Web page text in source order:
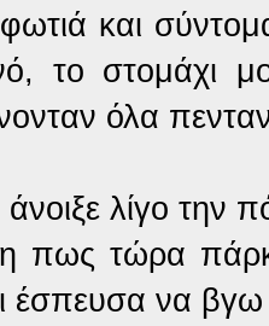
και
το στομάχι
όλα
λίγο την
πως τώρα
έσπευσα να